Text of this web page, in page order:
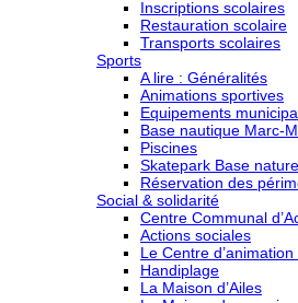
Inscriptions scolaires
Restauration scolaire
Transports scolaires
Sports
A lire : Généralités
Animations sportives
Equipements
Base nautique Marc-
Piscines
Skatepark Base nature
Réservation des
Social & solidarité
Centre Communal
Actions sociales
Le Centre
Handiplage
La Maison d’Ailes